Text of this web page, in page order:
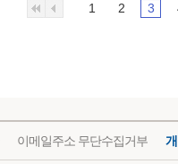
1 2 3
이메일주소 무단수집거부